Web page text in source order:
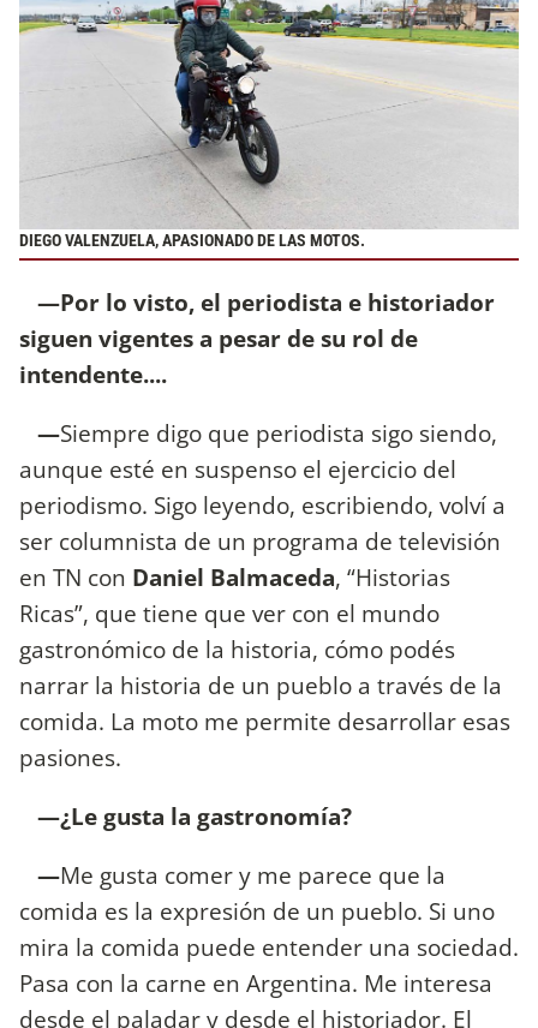
DIEGO VALENZUELA, APASIONADO DE LAS MOTOS.
—Por lo visto, el periodista e historiador
siguen vigentes a pesar de su rol de
intendente....
—Siempre digo que periodista sigo siendo,
aunque esté en suspenso el ejercicio del
periodismo. Sigo leyendo, escribiendo, volví a
ser columnista de un programa de televisión
en TN con Daniel Balmaceda, “Historias
Ricas”, que tiene que ver con el mundo
gastronómico de la historia, cómo podés
narrar la historia de un pueblo a través de la
comida. La moto me permite desarrollar esas
pasiones.
—¿Le gusta la gastronomía?
—Me gusta comer y me parece que la
comida es la expresión de un pueblo. Si uno
mira la comida puede entender una sociedad.
Pasa con la carne en Argentina. Me interesa
desde el paladar y desde el historiador. El